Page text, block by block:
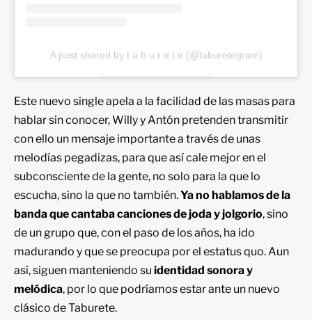
A post shared by t a b u r e t e (@taburetegram)
Este nuevo singleapela a la facilidad de las masas para
hablar sin conocer, Willy y Antón pretenden transmitir
con ello un mensaje importante a través de unas
melodías pegadizas, para que así cale mejor en el
subconsciente de la gente, no solo para la que lo
escucha, sino la que no también.Ya no hablamos de la
banda que cantaba canciones de joda y jolgorio, sino
de un grupo que, con el paso de los años, ha ido
madurando y que se preocupa por el estatus quo. Aun
así, siguen manteniendo su identidad sonora y
melódica, por lo que podríamos estar ante un nuevo
clásico deTaburete.